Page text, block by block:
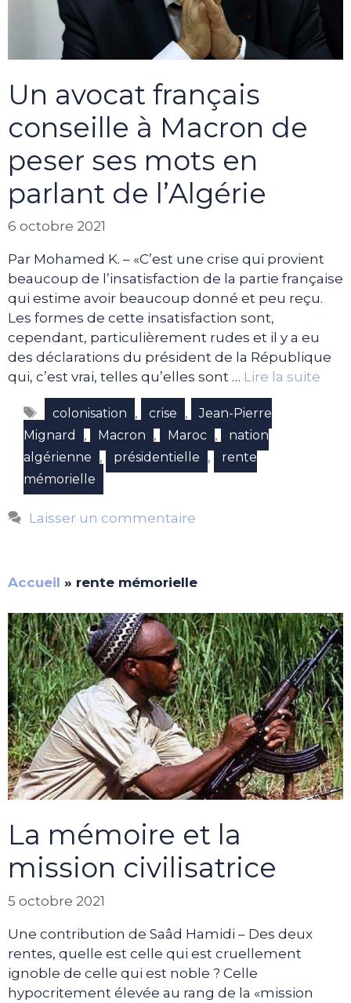
Un avocat français
conseille à Macron de
peser ses mots en
parlant de l’Algérie
6 octobre 2021
Par Mohamed K. – «C’est une crise qui provient
beaucoup de l’insatisfaction de la partie française
qui estime avoir beaucoup donné et peu reçu.
Les formes de cette insatisfaction sont,
cependant, particulièrement rudes et il y a eu
des déclarations du président de la République
qui, c’est vrai, telles qu’elles sont … Lire la suite
Étiquettes
colonisation , crise ,
Jean-Pierre
Mignard
, Macron , Maroc ,
nation
algérienne
, présidentielle ,
rente
mémorielle
Laisser un commentaire
Accueil » rente mémorielle
La mémoire et la
mission civilisatrice
5 octobre 2021
Une contribution de Saâd Hamidi – Des deux
rentes, quelle est celle qui est cruellement
ignoble de celle qui est noble ? Celle
hypocritement élevée au rang de la «mission